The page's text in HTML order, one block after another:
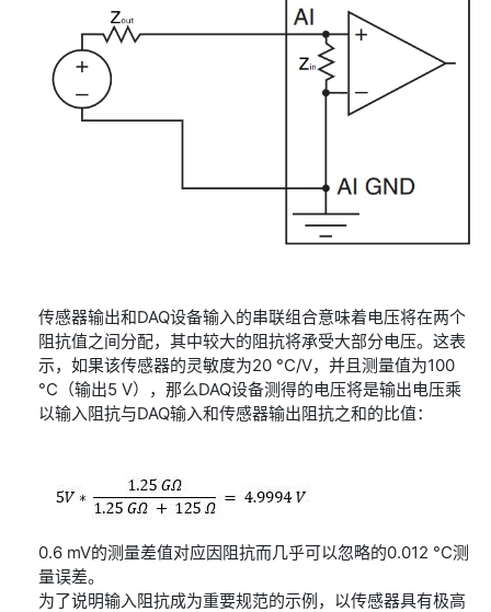
传感器输出和DAQ设备输入的串联组合意味着电压将在两个
阻抗值之间分配，其中较大的阻抗将承受大部分电压。这表
示，如果该传感器的灵敏度为20 °C/V，并且测量值为100
°C（输出5 V），那么DAQ设备测得的电压将是输出电压乘
以输入阻抗与DAQ输入和传感器输出阻抗之和的比值：
0.6 mV的测量差值对应因阻抗而几乎可以忽略的0.012 °C测
量误差。
为了说明输入阻抗成为重要规范的示例，以传感器具有极高